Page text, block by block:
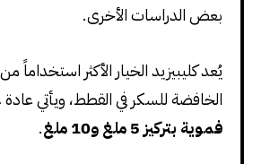
بعض الدراسات الأخرى.
يُعد كليبيزيد الخيار الأكثر استخداماً
الخافضة للسكر في القطط، ويأتي
فموية بتركيز 5 ملغ و10 ملغ
.